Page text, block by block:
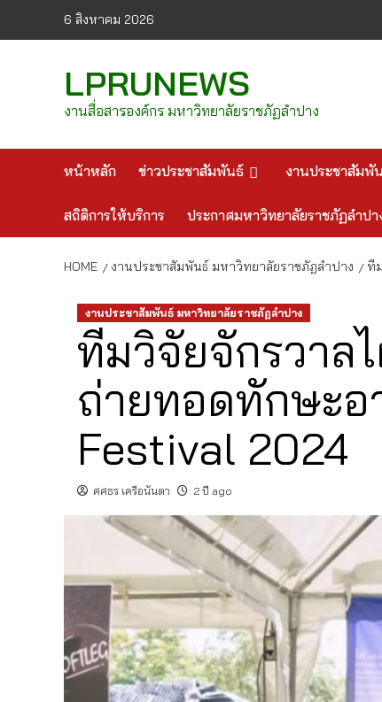
6 สิงหาคม 2026
LPRUNEWS
งานสื่อสารองค์กร มหาวิทยาลัยราชภัฏลำปาง
หน้าหลัก ข่าวประชาสัมพันธ์ งานประชาสัมพั
สถิติการให้บริการ ประกาศมหาวิทยาลัยราชภัฏลำปา
HOME งานประชาสัมพันธ์ มหาวิทยาลัยราชภัฏลำปาง ที
งานประชาสัมพันธ์ มหาวิทยาลัยราชภัฏลำปาง
ทีมวิจัยจักรวาล
ถ่ายทอดทักษะอ
Festival 2024
ศศธร เครือนันตา 2 ปี ago